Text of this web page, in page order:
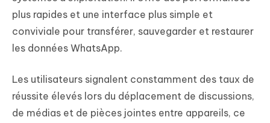
plus rapides et une interface plus simple et
conviviale pour transférer, sauvegarder et restaurer
les données WhatsApp.
Les utilisateurs signalent constamment des taux de
réussite élevés lors du déplacement de discussions,
de médias et de pièces jointes entre appareils, ce